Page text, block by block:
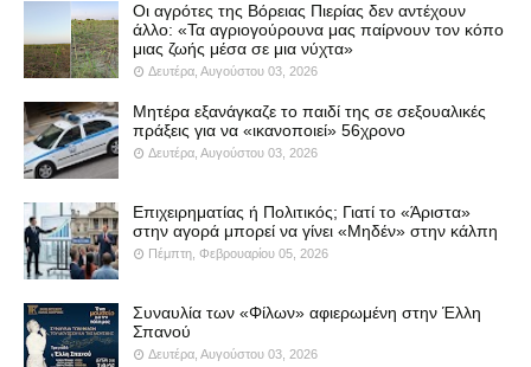
Οι αγρότες της Βόρειας Πιερίας δεν αντέχουν
άλλο: «Τα αγριογούρουνα μας παίρνουν τον κόπο
μιας ζωής μέσα σε μια νύχτα»
Δευτέρα, Αυγούστου 03, 2026
Μητέρα εξανάγκαζε το παιδί της σε σεξουαλικές
πράξεις για να «ικανοποιεί» 56χρονο
Δευτέρα, Αυγούστου 03, 2026
Επιχειρηματίας ή Πολιτικός; Γιατί το «Άριστα»
στην αγορά μπορεί να γίνει «Μηδέν» στην κάλπη
Πέμπτη, Φεβρουαρίου 05, 2026
Συναυλία των «Φίλων» αφιερωμένη στην Έλλη
Σπανού
Δευτέρα, Αυγούστου 03, 2026